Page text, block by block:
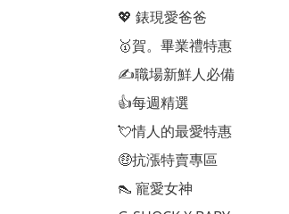
💖 錶現愛爸爸
🥇賀。畢業禮特惠
✍️職場新鮮人必備
👍每週精選
💘情人的最愛特惠
🤑抗漲特賣專區
👠 寵愛女神